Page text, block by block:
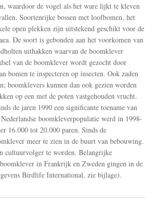
van
de
boomklever
Frankrijk
en
Zweden
gingen
de
jaren
1990
waardoor de vogel als het ware lijkt te kleven
Soortenrijke bossen met loofbomen, het
open plekken zijn uitstekend geschikt voor de
De soort is gebonden aan het voorkomen van
uithakken waarvan de boomklever
van de boomklever wordt gezocht door
bomen te inspecteren op insecten. Ook zaden
boomklevers kunnen dan ook gezien worden
op een met de poten vastgehouden vrucht.
de jaren 1990 een significante toename van
boomkleverpopulatie werd in 1998-
16.000 tot 20.000 paren. Sinds de
meer te zien in de buurt van bebouwing.
cultuurvolger te worden. Belangrijke
in Frankrijk en Zweden gingen in de
Birdlife International, zie bijlage).